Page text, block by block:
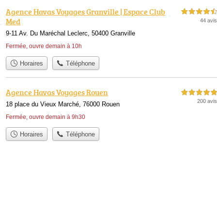
Agence Havas Voyages Granville | Espace Club
Med
9-11 Av. Du Maréchal Leclerc, 50400 Granville
Fermée, ouvre demain à 10h
4,5 étoiles sur 5
44 avis
Horaires Téléphone
Agence Havas Voyages Rouen
18 place du Vieux Marché, 76000 Rouen
Fermée, ouvre demain à 9h30
5,0 étoiles sur 5
200 avis
Horaires Téléphone